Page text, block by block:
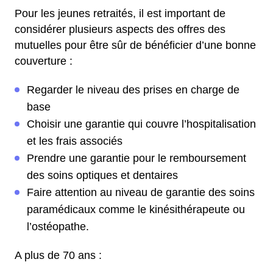
Pour les jeunes retraités, il est important de
considérer plusieurs aspects des offres des
mutuelles pour être sûr de bénéficier d’une bonne
couverture :
Regarder le niveau des prises en charge de
base
Choisir une garantie qui couvre l’hospitalisation
et les frais associés
Prendre une garantie pour le remboursement
des soins optiques et dentaires
Faire attention au niveau de garantie des soins
paramédicaux comme le kinésithérapeute ou
l’ostéopathe.
A plus de 70 ans :